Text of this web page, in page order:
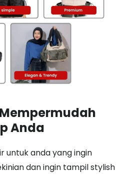
Anda
untuk anda yang ingin
dan ingin tampil stylish